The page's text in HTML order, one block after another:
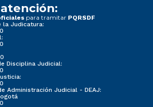
para tramitar PQRSDF
la Judicatura:
Disciplina Judicial:
Administración Judicial - DEAJ: